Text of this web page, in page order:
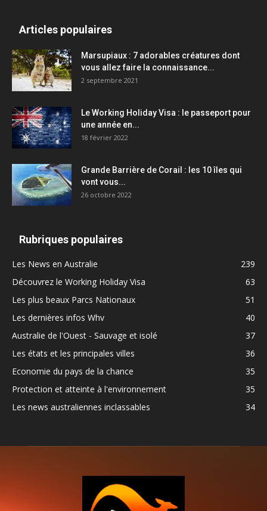
Articles populaires
Marsupiaux : 7 adorables créatures dont
vous allez faire la connaissance...
2 septembre 2021
Le Working Holiday Visa : le passeport pour
une année en...
18 février 2022
Grande Barrière de Corail : les 10 îles qui
vont vous...
26 octobre 2022
Rubriques populaires
Les News en Australie
239
Découvrez le Working Holiday Visa
63
Les plus beaux Parcs Nationaux
51
Les dernières infos Whv
40
Australie de l'Ouest - Sauvage et isolé
37
Les états et les principales villes
36
Economie du pays de la chance
35
Protection et atteinte à l'environnement
35
Les news australiennes inclassables
34